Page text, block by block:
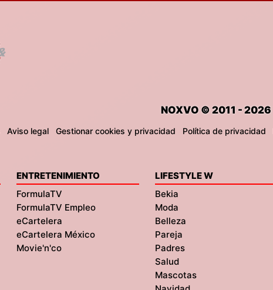
NOXVO © 2011 - 2026
Aviso legal Gestionar cookies y privacidad Política de privacidad
ENTRETENIMIENTO
FormulaTV
FormulaTV Empleo
eCartelera
eCartelera México
Movie'n'co
LIFESTYLE W
Bekia
Moda
Belleza
Pareja
Padres
Salud
Mascotas